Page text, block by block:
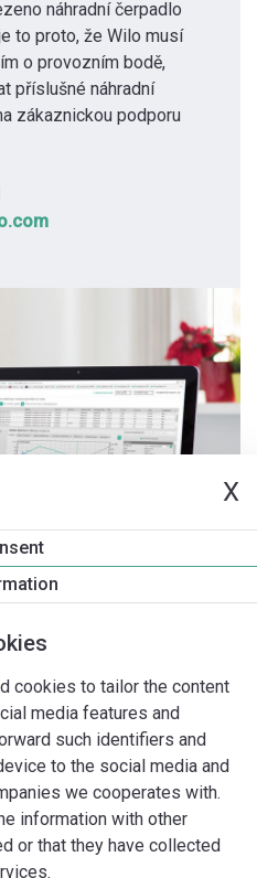
X
cookies to tailor the content
media features and
such identifiers and
to the social media and
we cooperates with.
information with other
or that they have collected
náhradní čerpadlo
to proto, že Wilo musí
o provozním bodě,
příslušné náhradní
zákaznickou podporu